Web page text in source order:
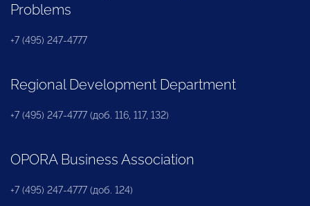
Problems
+7 (495) 247-4777
Regional Development Department
+7 (495) 247-4777 (доб. 116, 117, 132)
OPORA Business Association
+7 (495) 247-4777 (доб. 124)